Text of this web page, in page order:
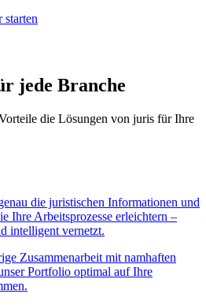
starten
jede Branche
die Lösungen von juris für Ihre
die juristischen Informationen und
Ihre Arbeitsprozesse erleichtern –
intelligent vernetzt.
Zusammenarbeit mit namhaften
Portfolio optimal auf Ihre